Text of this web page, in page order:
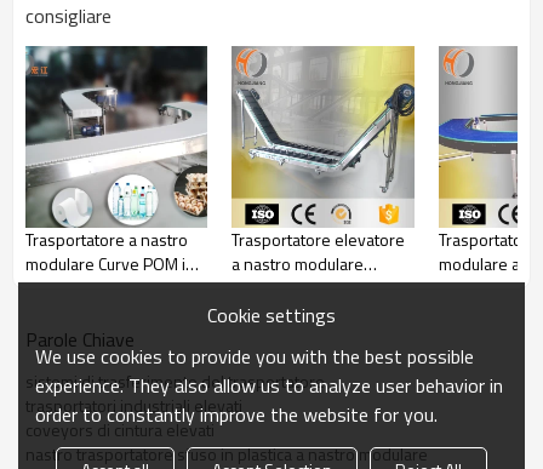
consigliare
Trasportatore a nastro
modulare Curve POM in
vendita
Trasportatore elevatore
a nastro modulare
inclinato di tipo Z per il
trasferimento
Trasportatore
modulare a
per robot
Parole Chiave
sistemi di trasferimento del trasportatore
trasportatori industriali elevati
coveyors di cintura elevati
nastro trasportatore sfuso in plastica a nastro modulare
Cookie settings
We use cookies to provide you with the best possible
experience. They also allow us to analyze user behavior in
order to constantly improve the website for you.